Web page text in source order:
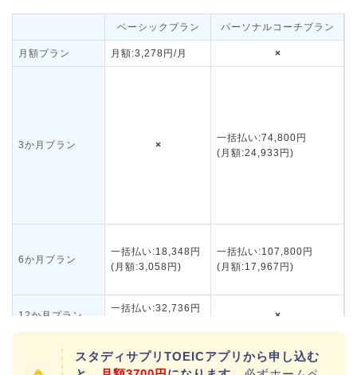
ベーシックプラン パーソナルコーチプラン
月額プラン 月額:3,278円/月 ×
3か月プラン ×
一括払い:74,800円
(月額:24,933円)
6か月プラン
一括払い:18,348円
(月額:3,058円)
一括払い:107,800円
(月額:17,967円)
12か月プラン
一括払い:32,736円
×
スタディサプリTOEICアプリから申し込む